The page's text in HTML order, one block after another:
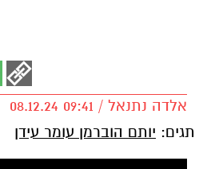
אלדה נתנאל / 09:41 08.12.24
תגים: יותם הוברמן עומר עידן